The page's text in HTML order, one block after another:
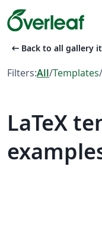
arrow_left_alt Back to all gallery
Filters:All/Templates/
LaTeX